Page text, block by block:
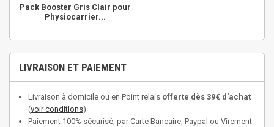
Pack Booster Gris Clair pour
Physiocarrier...
LIVRAISON ET PAIEMENT
Livraison à domicile ou en Point relais offerte dès 39€ d'achat
(voir conditions)
Paiement 100% sécurisé, par Carte Bancaire, Paypal ou Virement